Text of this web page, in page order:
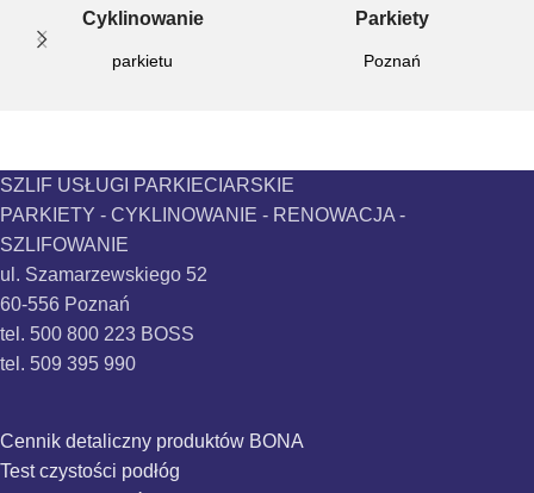
Cyklinowanie
parkietu
Parkiety
Poznań
SZLIF USŁUGI PARKIECIARSKIE
PARKIETY - CYKLINOWANIE - RENOWACJA -
SZLIFOWANIE
ul. Szamarzewskiego 52
60-556 Poznań
tel. 500 800 223 BOSS
tel. 509 395 990
Cennik detaliczny produktów BONA
Test czystości podłóg